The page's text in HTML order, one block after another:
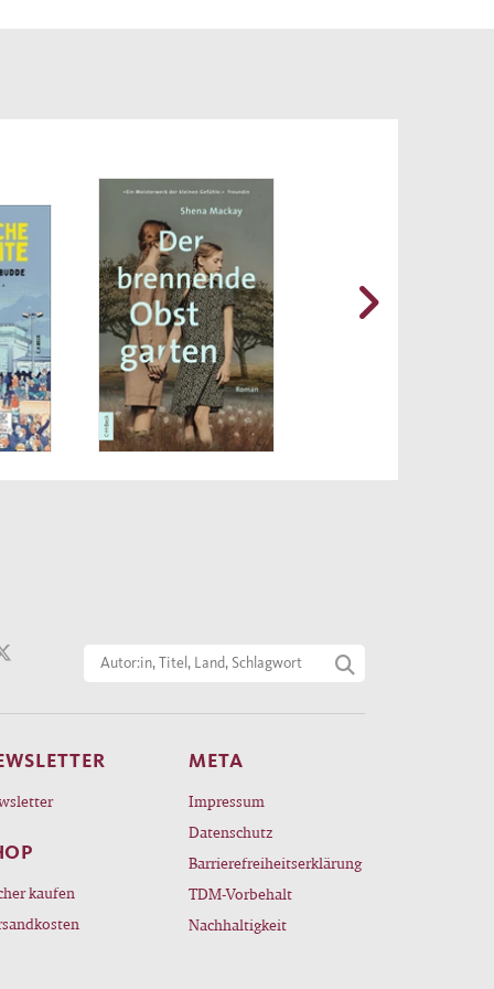
kaufen
META
Impressum
Datenschutz
Barrierefreiheitserklärung
TDM-Vorbehalt
Nachhaltigkeit